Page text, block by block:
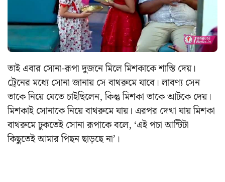
তাই এবার সোনা-রূপা দুজনে মিলে মিশকাকে শাস্তি দেয়।
ট্রেনের মধ্যে সোনা জানায় সে বাথরুমে যাবে। লাবণ্য সেন
তাকে নিয়ে যেতে চাইছিলেন, কিন্তু মিশকা তাকে আটকে দেয়।
মিশকাই সোনাকে নিয়ে বাথরুমে যায়। এরপর দেখা যায় মিশকা
বাথরুমে ঢুকতেই সোনা রূপাকে বলে, ‘এই পচা আন্টিটা
কিছুতেই আমার পিছন ছাড়ছে না’।